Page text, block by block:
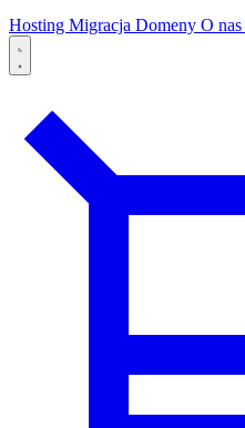
Hosting Migracja Domeny O nas